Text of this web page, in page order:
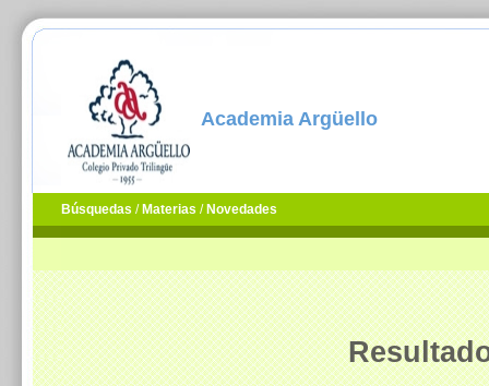
Academia Argüello
Búsquedas / Materias / Novedades